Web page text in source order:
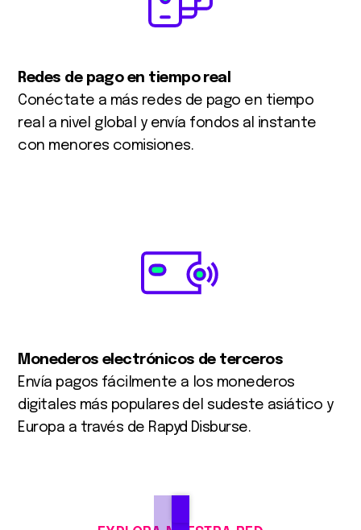
Redes de pago en tiempo real
Conéctate a más redes de pago en tiempo
real a nivel global y envía fondos al instante
con menores comisiones.
Monederos electrónicos de terceros
Envía pagos fácilmente a los monederos
digitales más populares del sudeste asiático y
Europa a través de Rapyd Disburse.